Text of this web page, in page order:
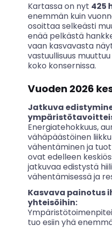
Kartassa on nyt 425
enemmän kuin
osoittaa selkeästi
enää pelkästä
vaan kasvavasta
vastuullisuus
koko konsernissa.
Vuoden 2026
Jatkuva
Energiatehokkuus,
vähäpäästöinen
vähentäminen ja
ovat edelleen
jatkuvaa edistystä
vähentämisessä ja
Kasvava painotus
yhteisöihin:
tuo esiin yhä